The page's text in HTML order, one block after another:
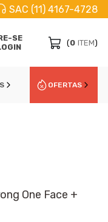
SAC (11) 4167-4728
SE
(0 ITEM)
OFERTAS
One Face +